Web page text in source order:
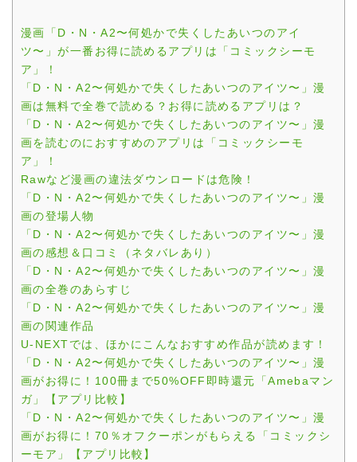
漫画「D・N・A2〜何処かで失くしたあいつのアイ
ツ〜」が一番お得に読めるアプリは「コミックシーモ
ア」！
「D・N・A2〜何処かで失くしたあいつのアイツ〜」漫
画は無料で全巻で読める？お得に読めるアプリは？
「D・N・A2〜何処かで失くしたあいつのアイツ〜」漫
画を読むのにおすすめのアプリは「コミックシーモ
ア」！
Rawなど漫画の違法ダウンロードは危険！
「D・N・A2〜何処かで失くしたあいつのアイツ〜」漫
画の登場人物
「D・N・A2〜何処かで失くしたあいつのアイツ〜」漫
画の感想＆口コミ（ネタバレあり）
「D・N・A2〜何処かで失くしたあいつのアイツ〜」漫
画の全巻のあらすじ
「D・N・A2〜何処かで失くしたあいつのアイツ〜」漫
画の関連作品
U-NEXTでは、ほかにこんなおすすめ作品が読めます！
「D・N・A2〜何処かで失くしたあいつのアイツ〜」漫
画がお得に！100冊まで50%OFF即時還元「Amebaマン
ガ」【アプリ比較】
「D・N・A2〜何処かで失くしたあいつのアイツ〜」漫
画がお得に！70％オフクーポンがもらえる「コミックシ
ーモア」【アプリ比較】